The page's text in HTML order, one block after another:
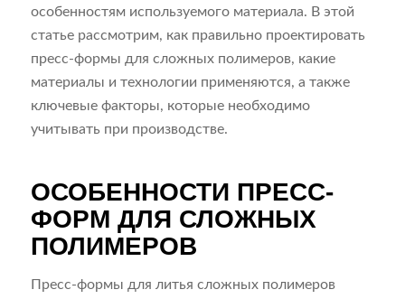
особенностям используемого материала. В этой
статье рассмотрим, как правильно проектировать
пресс-формы для сложных полимеров, какие
материалы и технологии применяются, а также
ключевые факторы, которые необходимо
учитывать при производстве.
ОСОБЕННОСТИ ПРЕСС-
ФОРМ ДЛЯ СЛОЖНЫХ
ПОЛИМЕРОВ
Пресс-формы для литья сложных полимеров